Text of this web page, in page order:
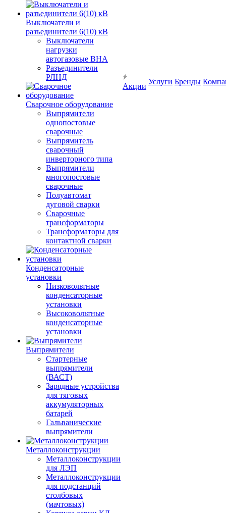
Выключатели и
разъединители 6(10) кВ
Выключатели
нагрузки
автогазовые ВНА
Разъединители
РЛНД
Сварочное оборудование
Выпрямители
однопостовые
сварочные
Выпрямитель
сварочный
инверторного типа
Выпрямители
многопостовые
сварочные
Полуавтомат
дуговой сварки
Сварочные
трансформаторы
Трансформаторы для
контактной сварки
Конденсаторные
установки
Низковольтные
конденсаторные
установки
Высоковольтные
конденсаторные
установки
Выпрямители
Стартерные
выпрямители
(ВАСТ)
Зарядные устройства
для тяговых
аккумуляторных
батарей
Гальванические
выпрямители
Металлоконструкции
Металлоконструкции
для ЛЭП
Металлоконструкции
для подстанций
столбовых
(мачтовых)
Акции
Услуги Бренды